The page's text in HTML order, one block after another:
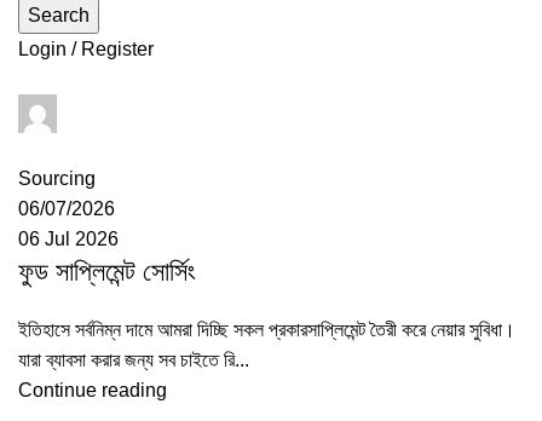
Search
Login / Register
Sourcing
06/07/2026
06 Jul 2026
ফুড সাপ্লিমেন্ট সোর্সিং
ইতিহাসে সর্বনিম্ন দামে আমরা দিচ্ছি সকল প্রকারসাপ্লিমেন্ট তৈরী করে নেয়ার সুবিধা।
যারা ব্যাবসা করার জন্য সব চাইতে রি...
Continue reading